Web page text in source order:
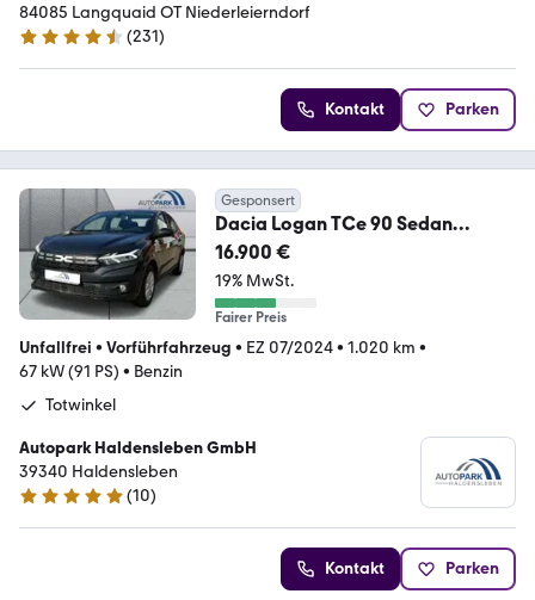
84085 Langquaid OT Niederleierndorf
4.3 Sterne
(231)
Kontakt Parken
Gesponsert
Dacia Logan TCe 90 Sedan
Expression Totwinkel Navi PDC
16.900 €
19% MwSt.
Fairer Preis
Unfallfrei • Vorführfahrzeug • EZ 07/2024• 1.020 km •
67 kW (91 PS) • Benzin
Totwinkel
Autopark Haldensleben GmbH
39340 Haldensleben
5 Sterne
(10)
Kontakt Parken